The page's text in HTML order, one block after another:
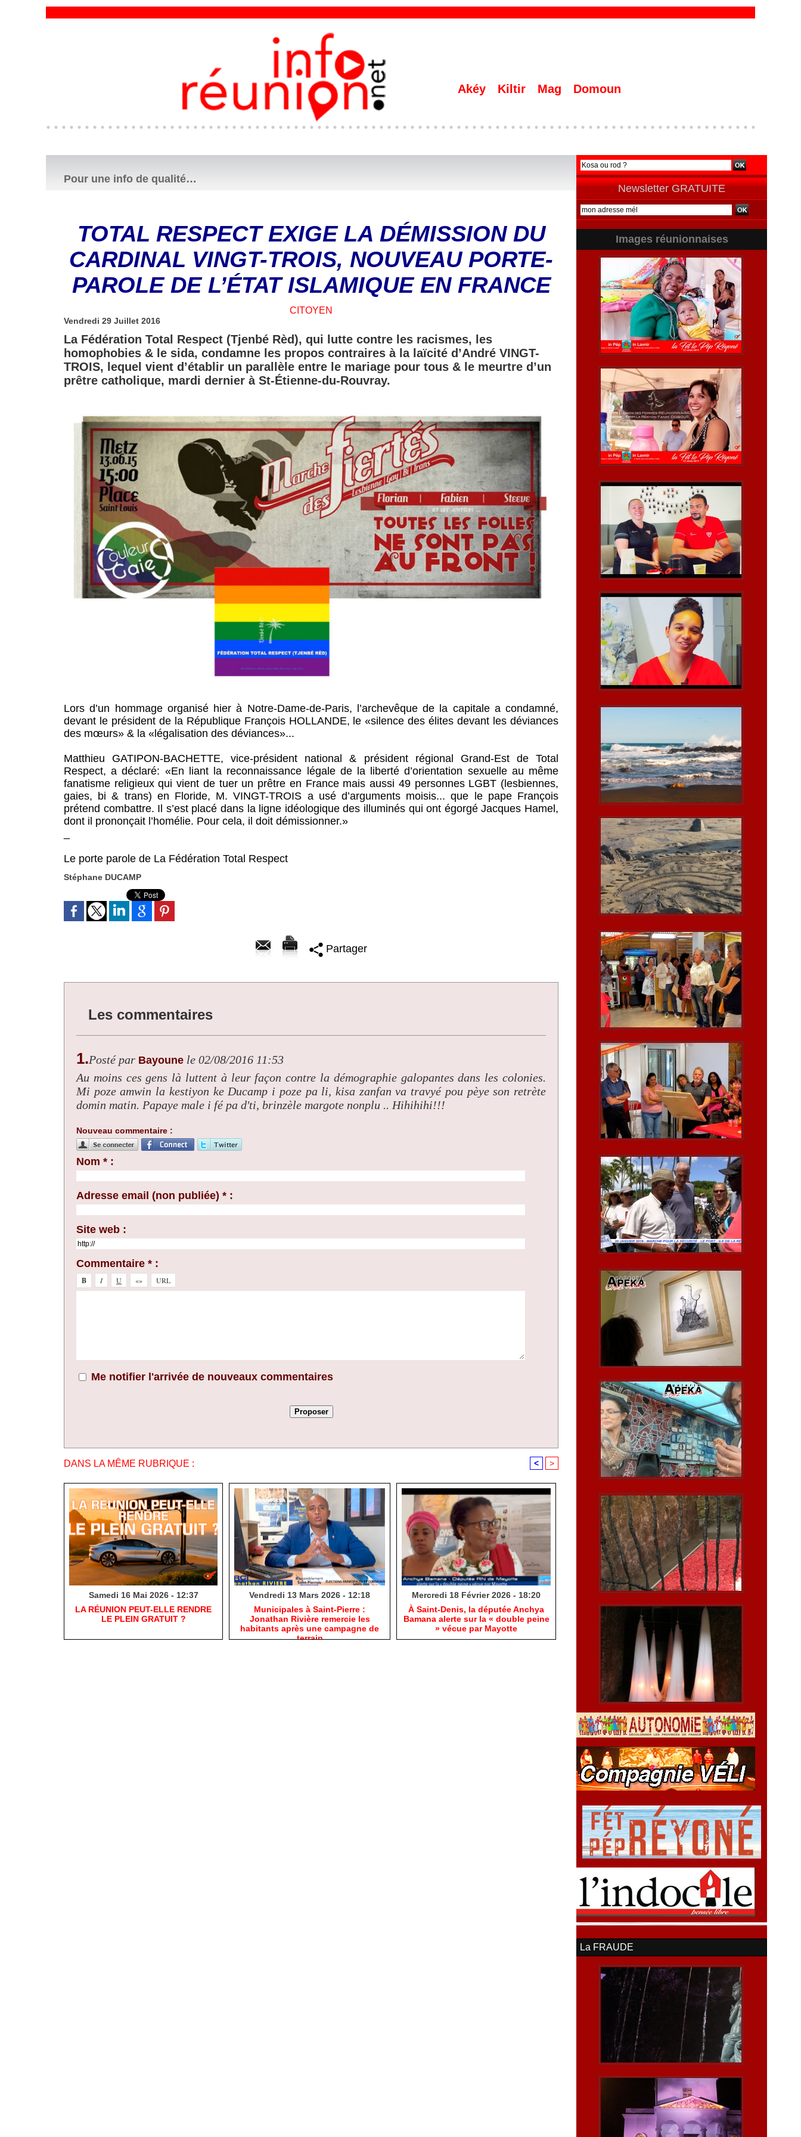
Akéy Kiltir Mag Domoun
Pour une info de qualité…
TOTAL RESPECT EXIGE LA DÉMISSION DU
CARDINAL VINGT-TROIS, NOUVEAU PORTE-
PAROLE DE L’ÉTAT ISLAMIQUE EN FRANCE
CITOYEN
Vendredi 29 Juillet 2016
​La Fédération Total Respect (Tjenbé Rèd), qui lutte contre les racismes, les
homophobies & le sida, condamne les propos contraires à la laïcité d’André VINGT-
TROIS, lequel vient d’établir un parallèle entre le mariage pour tous & le meurtre d’un
prêtre catholique, mardi dernier à St-Étienne-du-Rouvray.
Lors d’un hommage organisé hier à Notre-Dame-de-Paris, l’archevêque de la capitale a condamné,
devant le président de la République François HOLLANDE, le «silence des élites devant les déviances
des mœurs» & la «légalisation des déviances»...
Matthieu GATIPON-BACHETTE, vice-président national & président régional Grand-Est de Total
Respect, a déclaré: «En liant la reconnaissance légale de la liberté d’orientation sexuelle au même
fanatisme religieux qui vient de tuer un prêtre en France mais aussi 49 personnes LGBT (lesbiennes,
gaies, bi & trans) en Floride, M. VINGT-TROIS a usé d’arguments moisis... que le pape François
prétend combattre. Il s’est placé dans la ligne idéologique des illuminés qui ont égorgé Jacques Hamel,
dont il prononçait l’homélie. Pour cela, il doit démissionner.»
Le porte parole de ​La Fédération Total Respect
Stéphane DUCAMP
Partager
Les commentaires
1.Posté par Bayoune le 02/08/2016 11:53
Au moins ces gens là luttent à leur façon contre la démographie galopantes dans les colonies.
Mi poze amwin la kestiyon ke Ducamp i poze pa li, kisa zanfan va travyé pou pèye son retrète
domin matin. Papaye male i fé pa d'ti, brinzèle margote nonplu .. Hihihihi!!!
Nouveau commentaire :
Nom * :
Adresse email (non publiée) * :
Site web :
Commentaire * :
Me notifier l'arrivée de nouveaux commentaires
DANS LA MÊME RUBRIQUE : < >
Samedi 16 Mai 2026 - 12:37
​LA RÉUNION PEUT-ELLE RENDRE
LE PLEIN GRATUIT ?
Vendredi 13 Mars 2026 - 12:18
​Municipales à Saint-Pierre :
Jonathan Rivière remercie les
habitants après une campagne de
terrain
Mercredi 18 Février 2026 - 18:20
​À Saint-Denis, la députée Anchya
Bamana alerte sur la « double peine
» vécue par Mayotte
Newsletter GRATUITE
Images réunionnaises
La FRAUDE